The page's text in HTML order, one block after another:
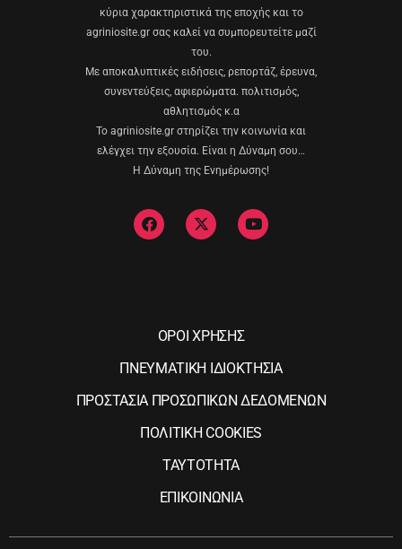
κύρια χαρακτηριστικά της εποχής και το
agriniosite.gr σας καλεί να συμπορευτείτε μαζί
του.
Με αποκαλυπτικές ειδήσεις, ρεπορτάζ, έρευνα,
συνεντεύξεις, αφιερώματα. πολιτισμός,
αθλητισμός κ.α
Το agriniosite.gr στηρίζει την κοινωνία και
ελέγχει την εξουσία. Είναι η Δύναμη σου…
Η Δύναμη της Ενημέρωσης!
ΟΡΟΙ ΧΡΗΣΗΣ
ΠΝΕΥΜΑΤΙΚΗ ΙΔΙΟΚΤΗΣΙΑ
ΠΡΟΣΤΑΣΙΑ ΠΡΟΣΩΠΙΚΩΝ ΔΕΔΟΜΕΝΩΝ
ΠΟΛΙΤΙΚΗ COOKIES
ΤΑΥΤΟΤΗΤΑ
ΕΠΙΚΟΙΝΩΝΙΑ